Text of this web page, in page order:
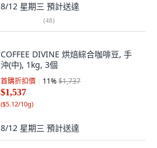
8/12 星期三 預計送達
(48)
COFFEE DIVINE 烘焙綜合咖啡豆, 手
沖(中), 1kg, 3個
首購折扣價 11%$1,737
$1,537
($5.12/10g)
8/12 星期三 預計送達